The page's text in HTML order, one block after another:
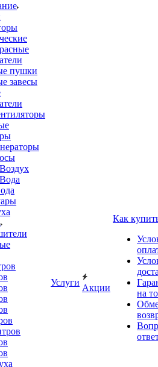
пушки
завесы
Услуги
Акции
Как
на